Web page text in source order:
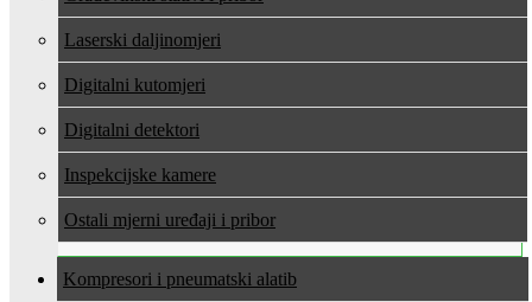
Laserski daljinomjeri
Digitalni kutomjeri
Digitalni detektori
Inspekcijske kamere
Ostali mjerni uređaji i pribor
Kompresori i pneumatski alati